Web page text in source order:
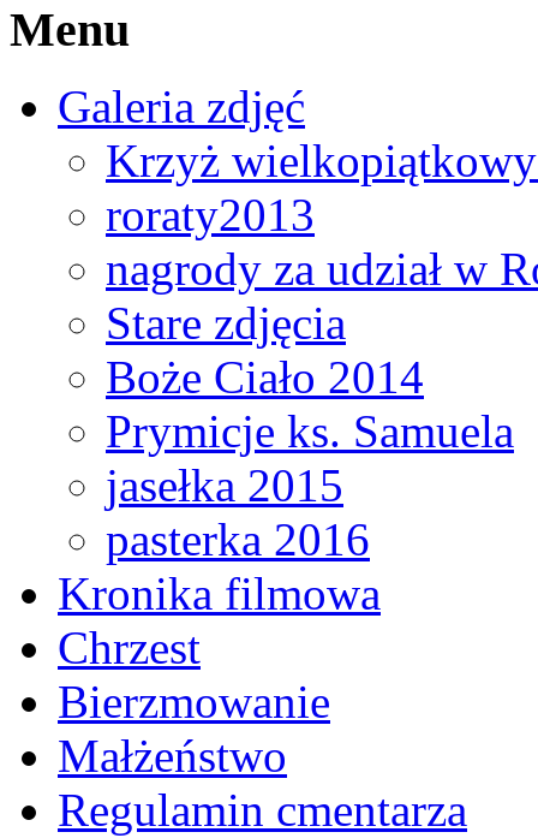
Menu
Galeria zdjęć
Krzyż wielkopiątkowy
roraty2013
nagrody za udział w
Stare zdjęcia
Boże Ciało 2014
Prymicje ks. Samuela
jasełka 2015
pasterka 2016
Kronika filmowa
Chrzest
Bierzmowanie
Małżeństwo
Regulamin cmentarza